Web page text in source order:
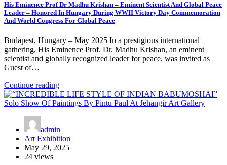
His Eminence Prof Dr Madhu Krishan – Eminent Scientist And Global Peace
Leader – Honored In Hungary During WWII Victory Day Commemoration
And World Congress For Global Peace
Budapest, Hungary – May 2025 In a prestigious international
gathering, His Eminence Prof. Dr. Madhu Krishan, an eminent
scientist and globally recognized leader for peace, was invited as
Guest of…
Continue reading
admin
Art Exhibition
May 29, 2025
24 views